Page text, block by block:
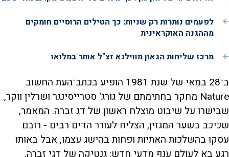
לפעמים נותרות רק שניות: כך הטילים הרוסיים חומקים
מההגנה האוקראינית
מרכז שליחות הגאון מווילנא זצ"ל אותר במלואו
ב־28 במאי של שנת 1981 הופיע בכתב־העת החשוב
Nature מחקר בחתימתם של גורג' סטרייסינגר ושרלין ווקר,
שבישרו על שיבוט מוצלח ראשון של דג זברה. המאמר,
שכיכב בשער המגזין, הצליח לעורר הדים רבים - רובם
עסקו בהשלכות האתיות ופחות בהישג עצמו, אבל באותו
רגע בא לעולם ענף מדעי חדש: גנטיקה של דגי זברה.